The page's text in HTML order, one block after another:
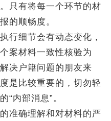
只有将每一个环节的材
的顺畅度。
细节会有动态变化，
案材料一致性核验为
决户籍问题的朋友来
是比较重要的，切勿轻
“内部消息”。
确理解和对材料的严